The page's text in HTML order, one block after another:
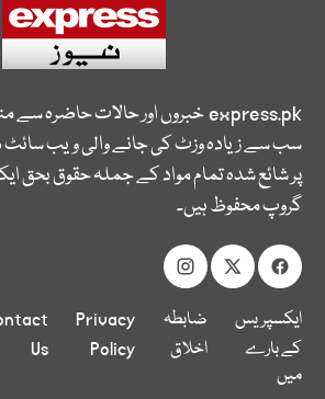
express.pkخبروں اور حالات حاضرہ سے
سب سے زیادہ وزٹ کی جانے والی ویب
پر شائع شدہ تمام مواد کے جملہ حقوق بحق
گروپ محفوظ ہیں۔
ایکسپریس
کے بارے
میں
ضابطہ
اخلاق
Privacy
Policy
Us